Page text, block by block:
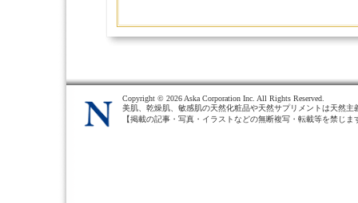
Copyright © 2026 Aska Corporation Inc. All Rights Reserved.
美肌、乾燥肌、敏感肌の天然化粧品や天然サプリメントは天然主
【掲載の記事・写真・イラストなどの無断複写・転載等を禁じま